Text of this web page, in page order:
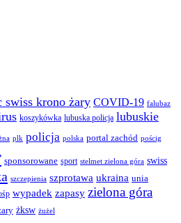
swiss krono żary COVID-19 falubaz
koszykówka lubuska policja lubuskie
plk policja polska portal zachód pościg
sponsorowane sport stelmet zielona góra swiss
szczepienia szprotawa ukraina unia
wypadek zapasy zielona góra
żksw żużel